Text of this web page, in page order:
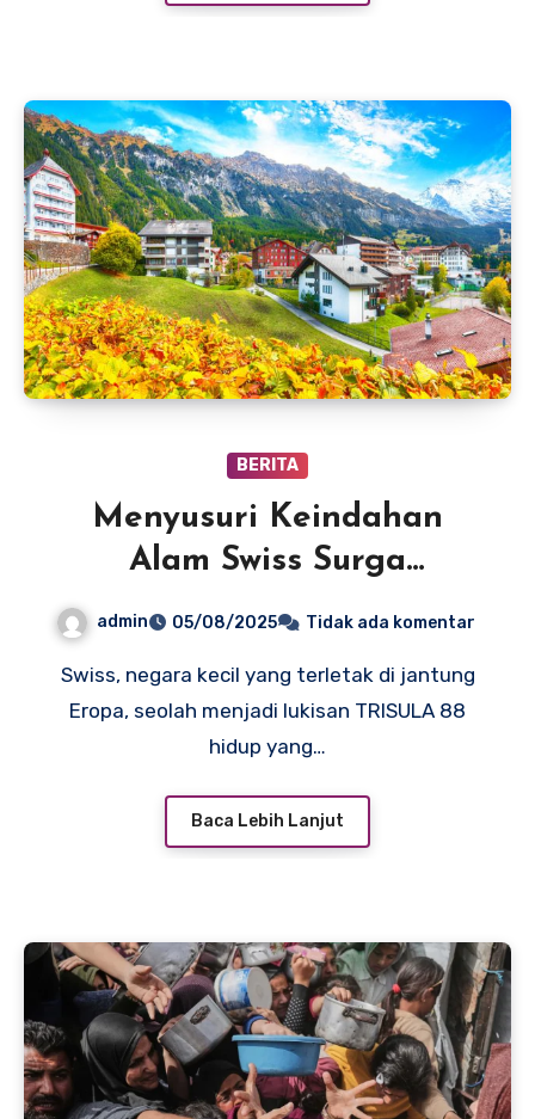
BERITA
Menyusuri Keindahan
Alam Swiss Surga
admin 05/08/2025 Tidak ada komentar
Swiss, negara kecil yang terletak di jantung
Eropa, seolah menjadi lukisan TRISULA 88
hidup yang…
Baca Lebih Lanjut